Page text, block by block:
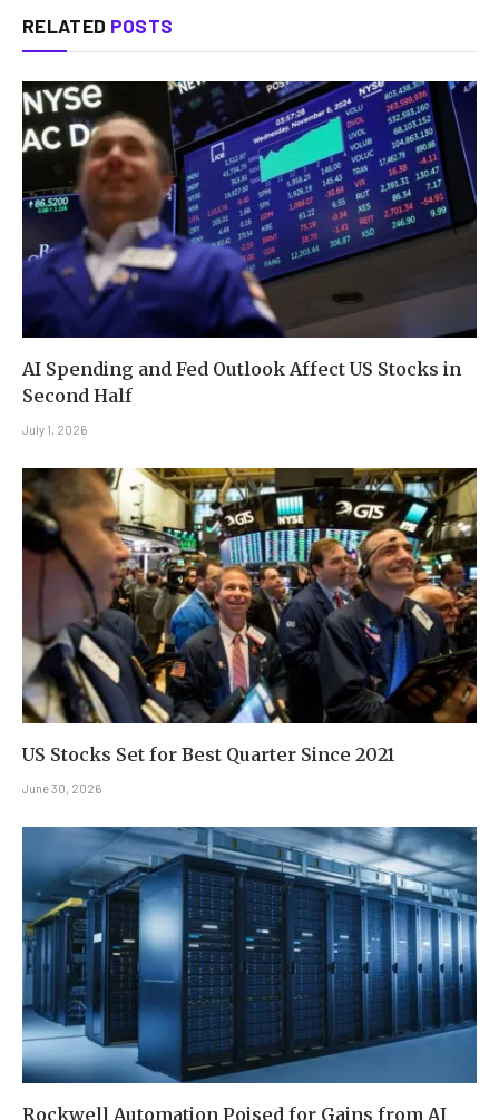
RELATED POSTS
AI Spending and Fed Outlook Affect US Stocks in
Second Half
July 1, 2026
US Stocks Set for Best Quarter Since 2021
June 30, 2026
Rockwell Automation Poised for Gains from AI